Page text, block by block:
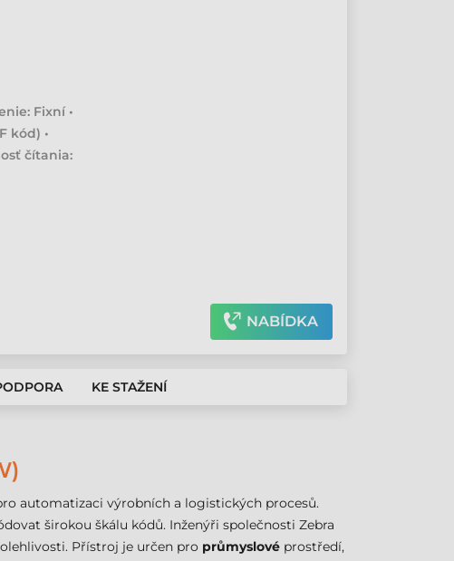
Fixní •
kód) •
čítania:
NABÍDKA
KE STAŽENÍ
automatizaci výrobních a logistických procesů.
širokou škálu kódů. Inženýři společnosti Zebra
Přístroj je určen pro průmyslové prostředí,